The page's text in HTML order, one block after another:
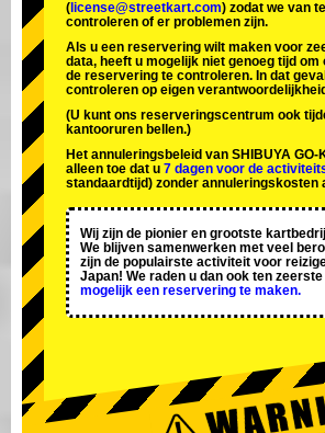
( license@streetkart.com) zodat we van
controleren of er problemen zijn.
Als u een reservering wilt maken voor
data, heeft u mogelijk niet genoeg tijd om
de reservering te controleren. In dat
controleren op eigen
(U kunt ons reserveringscentrum ook
kantooruren bellen.)
Het annuleringsbeleid van SHIBUYA GO-
alleen toe dat u 7 dagen voor de
standaardtijd) zonder annuleringskosten
Wij zijn de pionier en grootste
We blijven samenwerken met veel
zijn de populairste activiteit voor
Japan! We raden u dan ook ten zeerste
mogelijk een reservering te maken.